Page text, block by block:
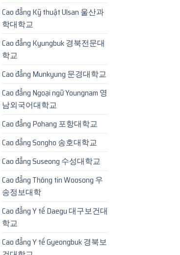
Cao đẳng Kỹ thuật Ulsan 울산과
학대학교
Cao đẳng Kyungbuk 경북전문대
학교
Cao đẳng Munkyung 문경대학교
Cao đẳng Ngoại ngữ Youngnam 영
남외국어대학교
Cao đẳng Pohang 포항대학교
Cao đẳng Songho 송호대학교
Cao đẳng Suseong 수성대학교
Cao đẳng Thông tin Woosong 우
송정보대학
Cao đẳng Y tế Daegu 대구보건대
학교
Cao đẳng Y tế Gyeongbuk 경북보